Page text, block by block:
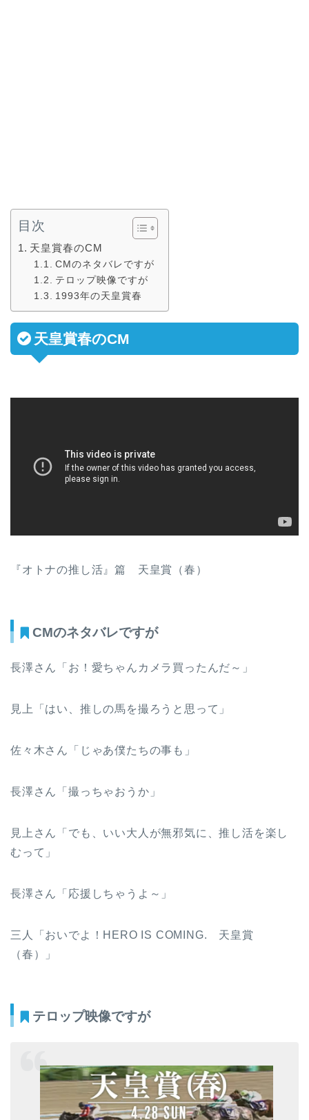
目次
天皇賞春のCM
CMのネタバレですが
テロップ映像ですが
1993年の天皇賞春
天皇賞春のCM
『オトナの推し活』篇 天皇賞（春）
CMのネタバレですが
長澤さん「お！愛ちゃんカメラ買ったんだ～」
見上「はい、推しの馬を撮ろうと思って」
佐々木さん「じゃあ僕たちの事も」
長澤さん「撮っちゃおうか」
見上さん「でも、いい大人が無邪気に、推し活を楽し
むって」
長澤さん「応援しちゃうよ～」
三人「おいでよ！HERO IS COMING. 天皇賞
（春）」
テロップ映像ですが